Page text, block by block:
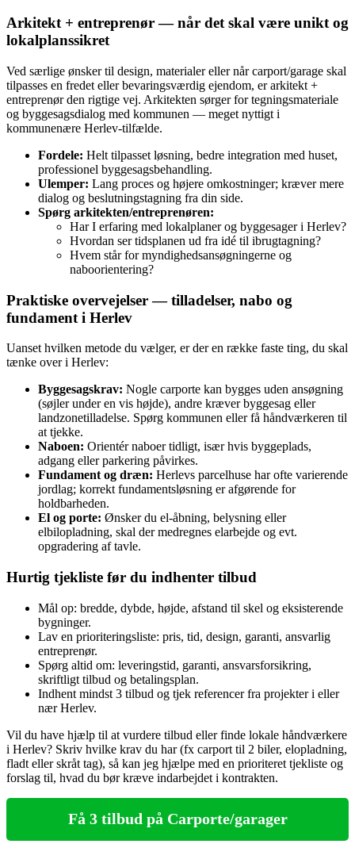
Arkitekt + entreprenør — når det skal være unikt og
lokalplanssikret
Ved særlige ønsker til design, materialer eller når carport/garage skal
tilpasses en fredet eller bevaringsværdig ejendom, er arkitekt +
entreprenør den rigtige vej. Arkitekten sørger for tegningsmateriale
og byggesagsdialog med kommunen — meget nyttigt i
kommunenære Herlev-tilfælde.
Fordele: Helt tilpasset løsning, bedre integration med huset,
professionel byggesagsbehandling.
Ulemper: Lang proces og højere omkostninger; kræver mere
dialog og beslutningstagning fra din side.
Spørg arkitekten/entreprenøren:
Har I erfaring med lokalplaner og byggesager i Herlev?
Hvordan ser tidsplanen ud fra idé til ibrugtagning?
Hvem står for myndighedsansøgningerne og
naboorientering?
Praktiske overvejelser — tilladelser, nabo og
fundament i Herlev
Uanset hvilken metode du vælger, er der en række faste ting, du skal
tænke over i Herlev:
Byggesagskrav: Nogle carporte kan bygges uden ansøgning
(søjler under en vis højde), andre kræver byggesag eller
landzonetilladelse. Spørg kommunen eller få håndværkeren til
at tjekke.
Naboen: Orientér naboer tidligt, især hvis byggeplads,
adgang eller parkering påvirkes.
Fundament og dræn: Herlevs parcelhuse har ofte varierende
jordlag; korrekt fundamentsløsning er afgørende for
holdbarheden.
El og porte: Ønsker du el-åbning, belysning eller
elbilopladning, skal der medregnes elarbejde og evt.
opgradering af tavle.
Hurtig tjekliste før du indhenter tilbud
Mål op: bredde, dybde, højde, afstand til skel og eksisterende
bygninger.
Lav en prioriteringsliste: pris, tid, design, garanti, ansvarlig
entreprenør.
Spørg altid om: leveringstid, garanti, ansvarsforsikring,
skriftligt tilbud og betalingsplan.
Indhent mindst 3 tilbud og tjek referencer fra projekter i eller
nær Herlev.
Vil du have hjælp til at vurdere tilbud eller finde lokale håndværkere
i Herlev? Skriv hvilke krav du har (fx carport til 2 biler, elopladning,
fladt eller skråt tag), så kan jeg hjælpe med en prioriteret tjekliste og
forslag til, hvad du bør kræve indarbejdet i kontrakten.
Få 3 tilbud på Carporte/garager